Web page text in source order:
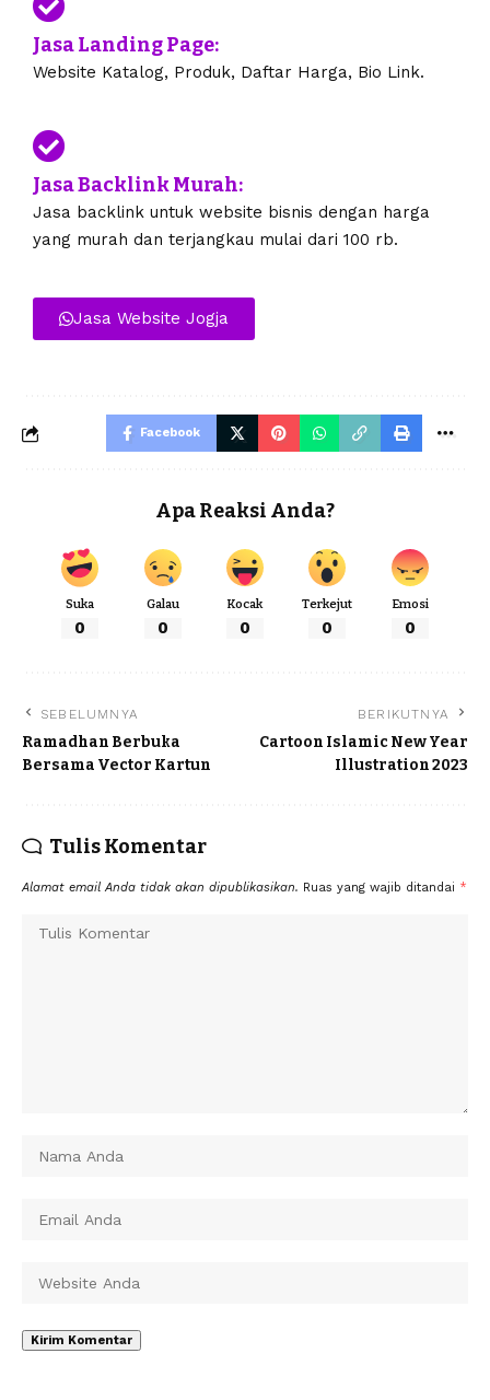
Jasa Landing Page:
Website Katalog, Produk, Daftar Harga, Bio Link.
Jasa Backlink Murah:
Jasa backlink untuk website bisnis dengan harga
yang murah dan terjangkau mulai dari 100 rb.
Jasa Website Jogja
Facebook
Apa Reaksi Anda?
Suka
0
Galau
0
Kocak
0
Terkejut
0
Emosi
0
SEBELUMNYA
Ramadhan Berbuka
Bersama Vector Kartun
BERIKUTNYA
Cartoon Islamic New Year
Illustration 2023
Tulis Komentar
Alamat email Anda tidak akan dipublikasikan. Ruas yang wajib ditandai *